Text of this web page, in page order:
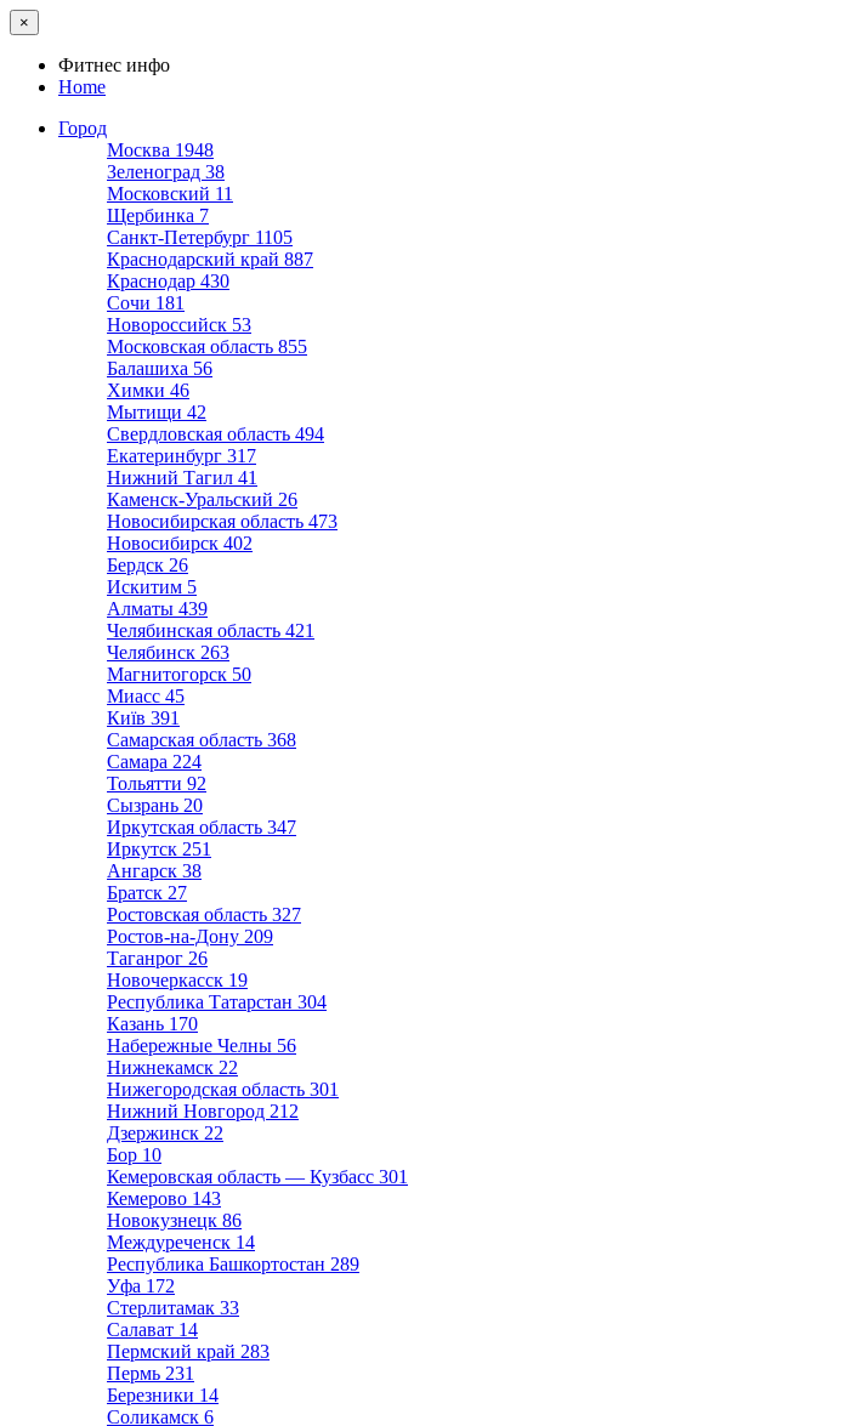
×
Фитнес инфо
Home
Город
Москва 1948
Зеленоград 38
Московский 11
Щербинка 7
Санкт-Петербург 1105
Краснодарский край 887
Краснодар 430
Сочи 181
Новороссийск 53
Московская область 855
Балашиха 56
Химки 46
Мытищи 42
Свердловская область 494
Екатеринбург 317
Нижний Тагил 41
Каменск-Уральский 26
Новосибирская область 473
Новосибирск 402
Бердск 26
Искитим 5
Алматы 439
Челябинская область 421
Челябинск 263
Магнитогорск 50
Миасс 45
Київ 391
Самарская область 368
Самара 224
Тольятти 92
Сызрань 20
Иркутская область 347
Иркутск 251
Ангарск 38
Братск 27
Ростовская область 327
Ростов-на-Дону 209
Таганрог 26
Новочеркасск 19
Республика Татарстан 304
Казань 170
Набережные Челны 56
Нижнекамск 22
Нижегородская область 301
Нижний Новгород 212
Дзержинск 22
Бор 10
Кемеровская область — Кузбасс 301
Кемерово 143
Новокузнецк 86
Междуреченск 14
Республика Башкортостан 289
Уфа 172
Стерлитамак 33
Салават 14
Пермский край 283
Пермь 231
Березники 14
Соликамск 6